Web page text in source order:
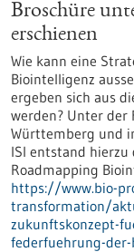
Broschüre
erschienen
Wie kann eine
Biointelligenz
ergeben sich aus
werden? Unter der
Württemberg und
ISI entstand hierzu
Roadmapping
https://www.bio-
transformation/
zukunftskonzept-
federfuehrung-